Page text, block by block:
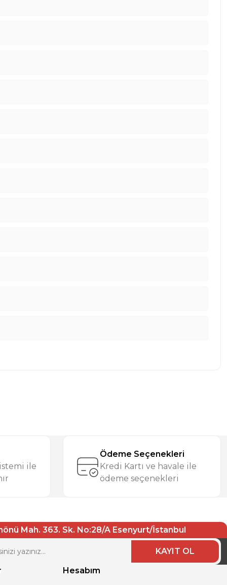
ile
Ödeme Seçenekleri
Kredi Kartı ve havale ile
ödeme seçenekleri
Mah. 363. Sk. No:28/A Esenyurt/İstanbul
KAYIT OL
Hesabım